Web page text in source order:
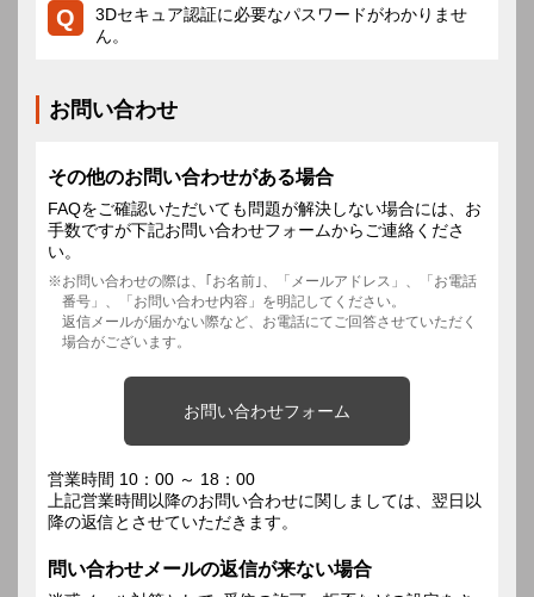
3Dセキュア認証に必要なパスワードがわかりませ
ん。
お問い合わせ
その他のお問い合わせがある場合
FAQをご確認いただいても問題が解決しない場合には、お
手数ですが下記お問い合わせフォームからご連絡くださ
い。
お問い合わせの際は、｢お名前｣、「メールアドレス」、「お電話
番号」、「お問い合わせ内容」を明記してください。
返信メールが届かない際など、お電話にてご回答させていただく
場合がございます。
お問い合わせフォーム
営業時間 10：00 ～ 18：00
上記営業時間以降のお問い合わせに関しましては、翌日以
降の返信とさせていただきます。
問い合わせメールの返信が来ない場合